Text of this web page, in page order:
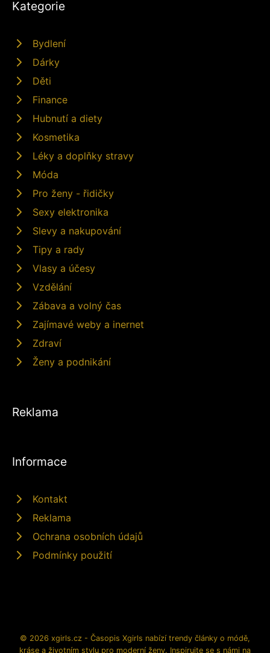
Kategorie
Bydlení
Dárky
Děti
Finance
Hubnutí a diety
Kosmetika
Léky a doplňky stravy
Móda
Pro ženy - řidičky
Sexy elektronika
Slevy a nakupování
Tipy a rady
Vlasy a účesy
Vzdělání
Zábava a volný čas
Zajímavé weby a inernet
Zdraví
Ženy a podnikání
Reklama
Informace
Kontakt
Reklama
Ochrana osobních údajů
Podmínky použití
© 2026 xgirls.cz - Časopis Xgirls nabízí trendy články o módě,
kráse a životním stylu pro moderní ženy. Inspirujte se s námi na